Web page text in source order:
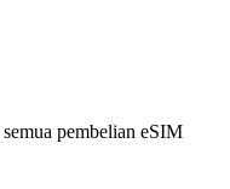
pembelian eSIM